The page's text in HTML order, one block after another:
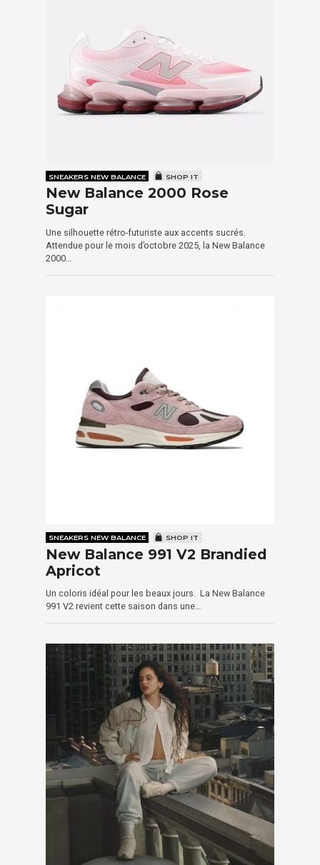
SNEAKERS NEW BALANCE SHOP IT
New Balance 2000 Rose
Sugar
Une silhouette rétro-futuriste aux accents sucrés.
Attendue pour le mois d’octobre 2025, la New Balance
2000…
SNEAKERS NEW BALANCE SHOP IT
New Balance 991 V2 Brandied
Apricot
Un coloris idéal pour les beaux jours. La New Balance
991 V2 revient cette saison dans une…